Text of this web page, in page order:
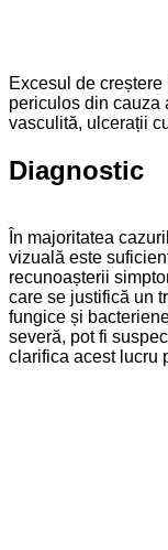
Excesul de
periculos din cauza
vasculită, ulcerații
Diagnostic
În majoritatea
vizuală este
recunoașterii
care se justifică un
fungice și
severă, pot fi
clarifica acest lucru